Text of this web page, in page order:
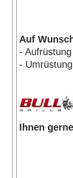
Auf
-
-
Ihnen